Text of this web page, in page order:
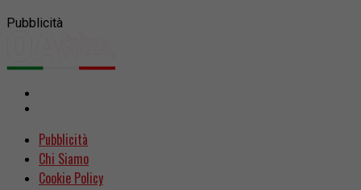
Pubblicità
Pubblicità
Chi Siamo
Cookie Policy